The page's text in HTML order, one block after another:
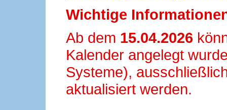
Wichtige
Ab dem 15.04.2026
Kalender angelegt
Systeme),
aktualisiert werden.